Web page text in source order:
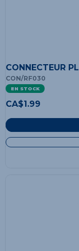
CONNECTEUR
CON/RF030
EN STOCK
CA$1.99